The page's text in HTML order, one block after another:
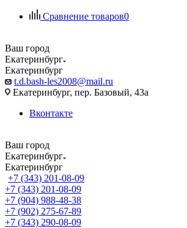
Сравнение товаров0
Ваш город
Екатеринбург
Екатеринбург
t.d.bash-les2008@mail.ru
Екатеринбург, пер. Базовый, 43а
Вконтакте
Ваш город
Екатеринбург
Екатеринбург
+7 (343) 201-08-09
+7 (343) 201-08-09
+7 (904) 988-48-38
+7 (902) 275-67-89
+7 (343) 290-08-09